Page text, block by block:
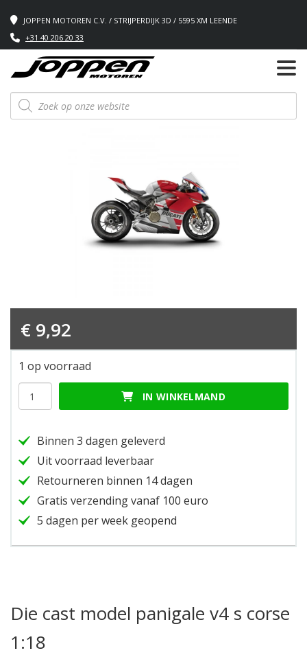
JOPPEN MOTOREN C.V. / STRIJPERDIJK 3D / 5595 XM LEENDE
+31 40 206 20 33
Producten
zoeken
Die cast model panigale v4 s corse
1:18
€ 9,92
1 op voorraad
Die
cast
v4
s
1:18
hoeveelheid
IN WINKELMAND
Binnen 3 dagen geleverd
Uit voorraad leverbaar
Retourneren binnen 14 dagen
Gratis verzending vanaf 100 euro
5 dagen per week geopend